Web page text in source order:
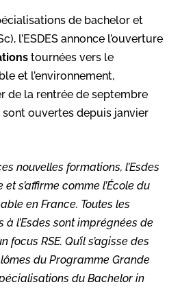
de bachelor et
l’ESDES annonce l’ouverture
tournées vers le
et l’environnement,
de la rentrée de septembre
ouvertes depuis janvier
nouvelles formations, l’Esdes
s’affirme comme l’École du
en France. Toutes les
l’Esdes sont imprégnées de
focus RSE. Qu’il s’agisse des
du Programme Grande
du Bachelor in